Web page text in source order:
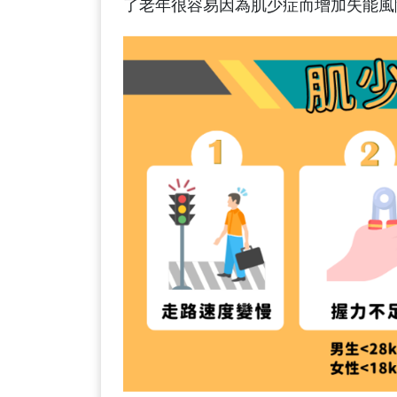
了老年很容易因為肌少症而增加失能